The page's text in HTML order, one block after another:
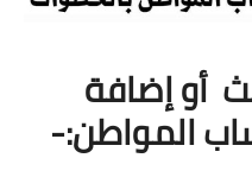
أو إضافة
المواطن:-